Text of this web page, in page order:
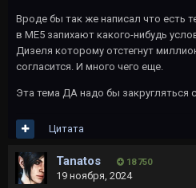
Вроде бы так же написал что есть
в МЕ5 запихают какого-нибудь
Дизеля которому отстегнут
согласится. И много чего еще.
Эта тема ДА надо бы закругляться
Цитата
Tanatos 18 750
19 ноября, 2024